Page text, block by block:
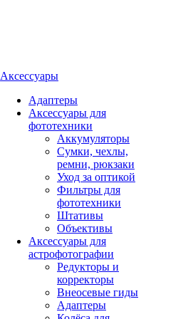
Аксессуары
Адаптеры
Аксессуары для
фототехники
Аккумуляторы
Сумки, чехлы,
ремни, рюкзаки
Уход за оптикой
Фильтры для
фототехники
Штативы
Объективы
Аксессуары для
астрофотографии
Редукторы и
корректоры
Внеосевые гиды
Адаптеры